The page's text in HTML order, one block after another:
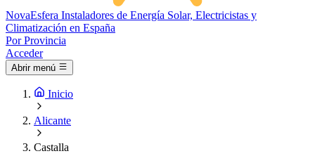
NovaEsfera Instaladores de Energía Solar, Electricistas y
Climatización en España
Por Provincia
Acceder
Abrir menú
Inicio
Alicante
Castalla